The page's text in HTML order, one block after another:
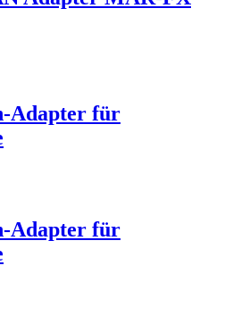
Adapter für
Adapter für